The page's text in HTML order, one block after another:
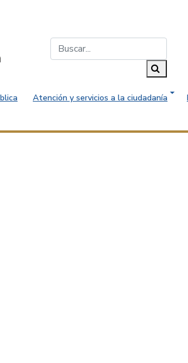
Atención y servicios a la ciudadanía